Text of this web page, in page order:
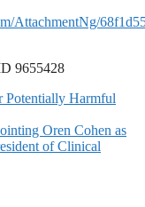
AttachmentNg/
9655428
Potentially Harmful
Oren Cohen as
of Clinical